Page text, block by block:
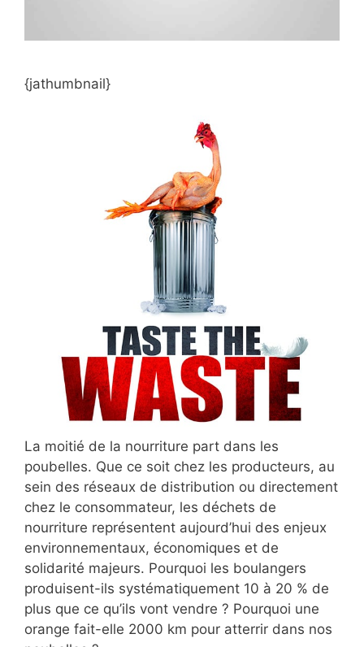
{jathumbnail}
La moitié de la nourriture part dans les
poubelles. Que ce soit chez les producteurs, au
sein des réseaux de distribution ou directement
chez le consommateur, les déchets de
nourriture représentent aujourd’hui des enjeux
environnementaux, économiques et de
solidarité majeurs. Pourquoi les boulangers
produisent-ils systématiquement 10 à 20 % de
plus que ce qu’ils vont vendre ? Pourquoi une
orange fait-elle 2000 km pour atterrir dans nos